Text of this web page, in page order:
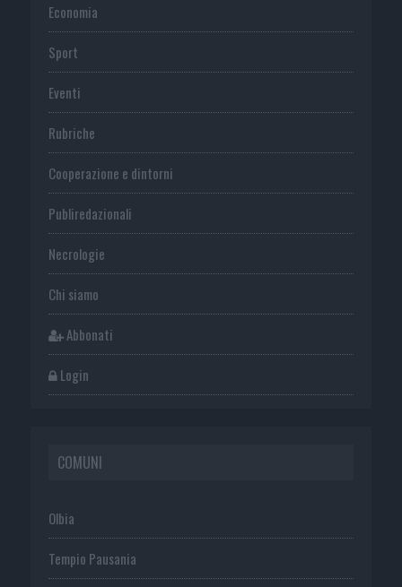
Economia
Sport
Eventi
Rubriche
Cooperazione e dintorni
Publiredazionali
Necrologie
Chi siamo
Abbonati
Login
COMUNI
Olbia
Tempio Pausania